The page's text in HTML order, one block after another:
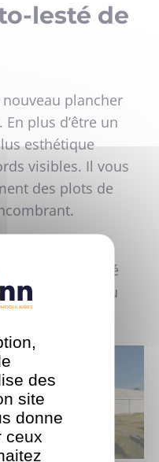
lesté de
plancher
plus d’être un
esthétique
visibles. Il vous
des plots de
plus
installé
porte alu
des
site
donne
ceux